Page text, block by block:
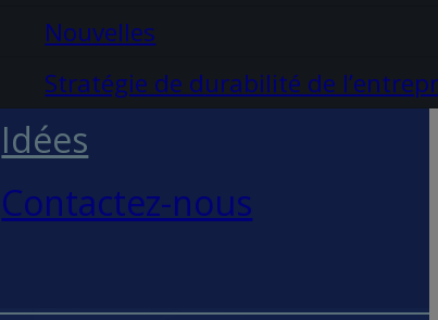
Nouvelles
Stratégie de durabilité de
Idées
Contactez-nous